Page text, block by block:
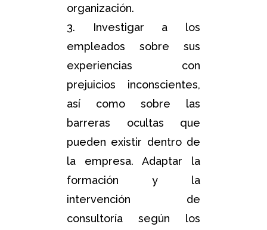
organización.
3. Investigar a los
empleados sobre sus
experiencias con
prejuicios inconscientes,
así como sobre las
barreras ocultas que
pueden existir dentro de
la empresa. Adaptar la
formación y la
intervención de
consultoría según los